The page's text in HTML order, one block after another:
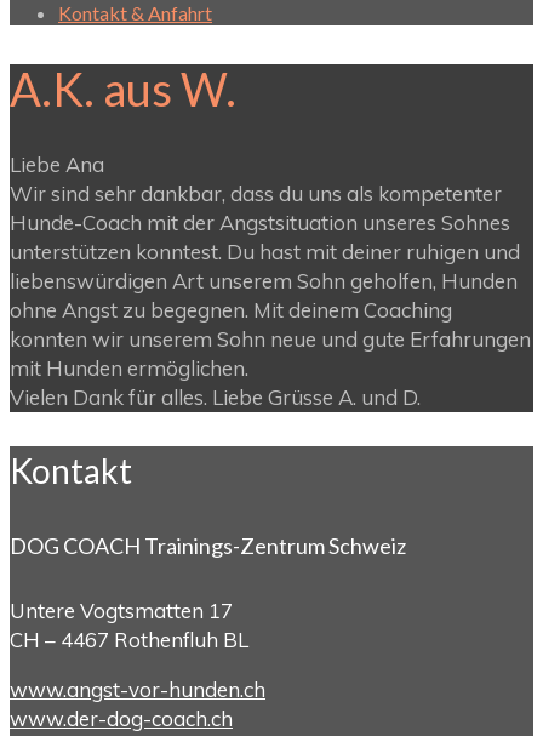
Kontakt & Anfahrt
A.K. aus W.
Liebe Ana
Wir sind sehr dankbar, dass du uns als kompetenter
Hunde-Coach mit der Angstsituation unseres Sohnes
unterstützen konntest. Du hast mit deiner ruhigen und
liebenswürdigen Art unserem Sohn geholfen, Hunden
ohne Angst zu begegnen. Mit deinem Coaching
konnten wir unserem Sohn neue und gute Erfahrungen
mit Hunden ermöglichen.
Vielen Dank für alles. Liebe Grüsse A. und D.
Kontakt
DOG COACH Trainings-Zentrum Schweiz
Untere Vogtsmatten 17
CH – 4467 Rothenfluh BL
www.angst-vor-hunden.ch
www.der-dog-coach.ch